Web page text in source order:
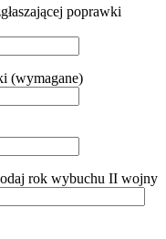
poprawki
(wymagane)
rok wybuchu II wojny